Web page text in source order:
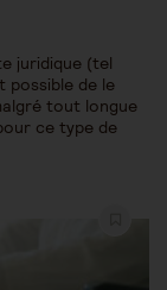
juridique (tel
possible de le
tout longue
ce type de